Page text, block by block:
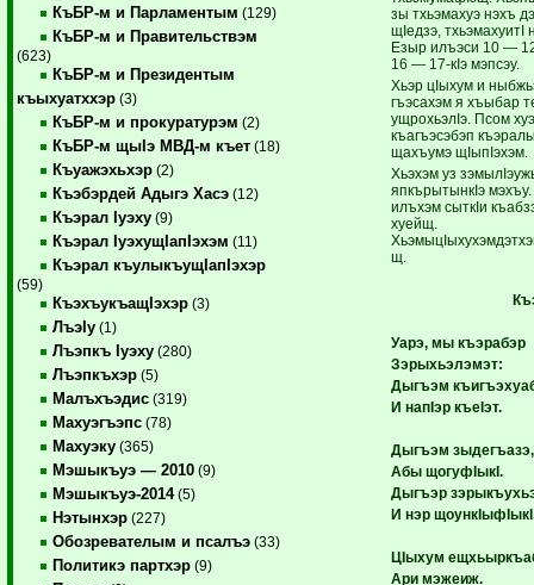
КъБР-м и Парламентым (129)
КъБР-м и Правительствэм
(623)
КъБР-м и Президентым
къыхуатххэр (3)
КъБР-м и прокуратурэм (2)
КъБР-м щыIэ МВД-м къет (18)
Къуажэхьхэр (2)
Къэбэрдей Адыгэ Хасэ (12)
Къэрал Iуэху (9)
Къэрал IуэхущIапIэхэм (11)
Къэрал къулыкъущIапIэхэр
(59)
КъэхъукъащIэхэр (3)
ЛъэIу (1)
Лъэпкъ Iуэху (280)
Лъэпкъхэр (5)
Малъхъэдис (319)
Махуэгъэпс (78)
Махуэку (365)
Мэшыкъуэ — 2010 (9)
Мэшыкъуэ-2014(5)
Нэтынхэр (227)
Обозревателым и псалъэ (33)
Политикэ партхэр (9)
зы тхьэмахуэ нэхъ
щIедзэ, тхьэмахуитI
Езыр илъэси 10 —
16 — 17-кIэ мэпсэу.
Хьэр цIыхум и
гъэсахэм я хъыбар
ущрохьэлIэ. Псом
къагъэсэбэп
щахъумэ щIыпIэхэм.
Хьэхэм уз
япкърытынкIэ
илъхэм сыткIи
хуейщ.
щ.
Уарэ, мы къэрабэр
Зэрыхьэлэмэт:
Дыгъэм
И напIэр къеIэт.
Дыгъэм зыдегъазэ,
Абы щогуфIыкI.
Дыгъэр
И нэр
ЦIыхум
Ари мэжеиж.